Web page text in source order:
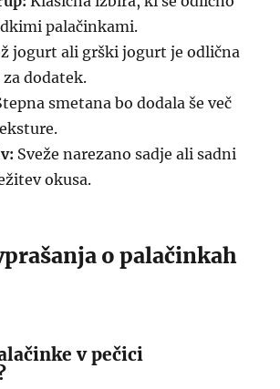
palačinkami.
jogurt ali grški jogurt je odlična
dodatek.
smetana bo dodala še več
Sveže narezano sadje ali sadni
okusa.
o palačinkah
v pečici